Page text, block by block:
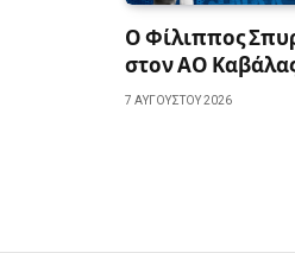
Ο Φίλιππος
στον ΑΟ
7 ΑΥΓΟΎΣΤΟΥ 2026